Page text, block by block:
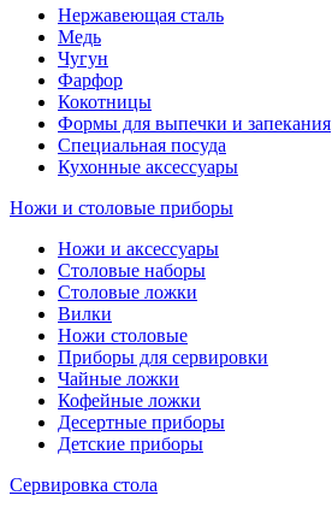
Нержавеющая сталь
Медь
Чугун
Фарфор
Кокотницы
Формы для выпечки и запекания
Специальная посуда
Кухонные аксессуары
Ножи и столовые приборы
Ножи и аксессуары
Столовые наборы
Столовые ложки
Вилки
Ножи столовые
Приборы для сервировки
Чайные ложки
Кофейные ложки
Десертные приборы
Детские приборы
Сервировка стола